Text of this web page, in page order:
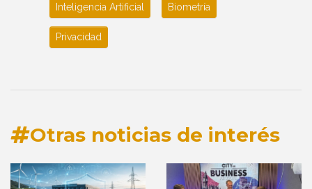
Inteligencia Artificial Biometría
Privacidad
Otras noticias de interés